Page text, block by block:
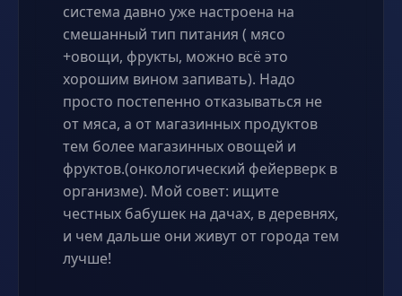
система давно уже настроена на
смешанный тип питания ( мясо
+овощи, фрукты, можно всё это
хорошим вином запивать). Надо
просто постепенно отказываться не
от мяса, а от магазинных продуктов
тем более магазинных овощей и
фруктов.(онкологический фейерверк в
организме). Мой совет: ищите
честных бабушек на дачах, в деревнях,
и чем дальше они живут от города тем
лучше!